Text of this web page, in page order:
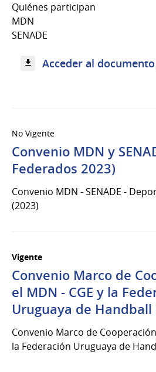
Quiénes participan
MDN
SENADE
Acceder al
No Vigente
Convenio MDN y
Federados 2023)
Convenio MDN - SENADE -
(2023)
Vigente
Convenio Marco de
el MDN - CGE y la
Uruguaya de Handball
Convenio Marco de
la Federación Uruguaya de